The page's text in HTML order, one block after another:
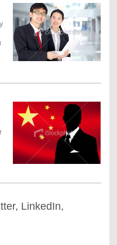
LinkedIn,